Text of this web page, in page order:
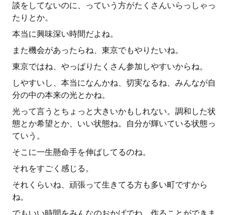
談をしてないのに、っていう方がたくさんいらっしゃっ
たりとか。
本当に興味深い時間だよね。
また機会があったらね、東京でもやりたいね。
東京ではね、やっぱりたくさん参加しやすいからね。
しやすいし、本当になんかね、切実なるね、みんなが自
分の中の本来の光とかね。
光って言うとちょっと大きいかもしれない。調和した状
態とか希望とか、いい状態ね。自分が輝いている状態っ
ていう。
そこに一生懸命手を伸ばしてるのね。
それをすごく感じる。
それくらいね、頑張って生きてる方も多い町ですから
ね。